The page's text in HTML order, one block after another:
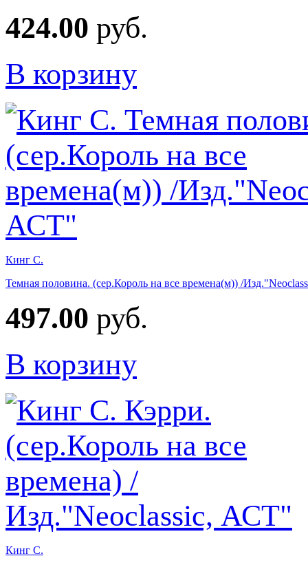
424.00 руб.
В корзину
Кинг С.
Темная половина. (сер.Король на все времена(м)) /
497.00 руб.
В корзину
Кинг С.